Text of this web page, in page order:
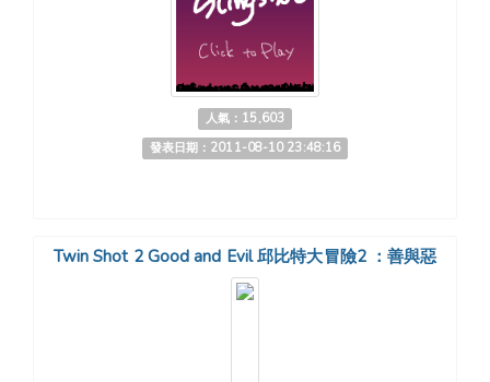
人氣：15,603
發表日期：2011-08-10 23:48:16
Twin Shot 2 Good and Evil 邱比特大冒險2 ：善與惡